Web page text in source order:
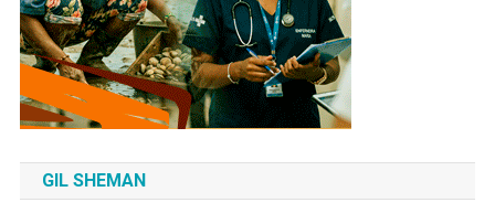
GIL SHEMAN